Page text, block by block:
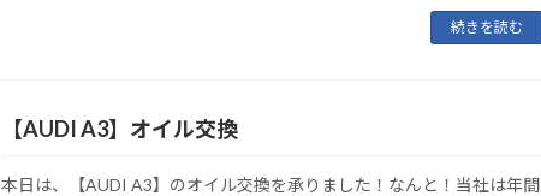
続きを読む
【AUDI A3】オイル交換
本日は、【AUDI A3】のオイル交換を承りました！なんと！当社は年間